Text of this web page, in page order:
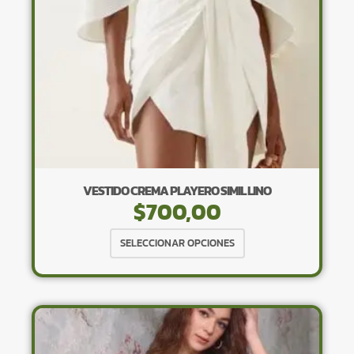
página
producto
VESTIDO CREMA PLAYERO SIMIL LINO
$700,00
SELECCIONAR OPCIONES
producto
tiene
variantes.
Las